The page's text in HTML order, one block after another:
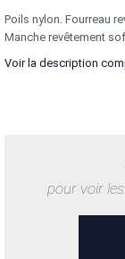
Poils nylon. Fourreau
Manche revêtement
Voir la description
pour voir